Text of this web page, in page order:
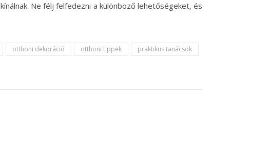
Ne félj felfedezni a különböző lehetőségeket, és
otthoni dekoráció otthoni tippek
praktikus tanácsok